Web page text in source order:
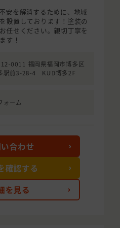
安を解消するために、地域
設置しております！塗装の
任せください。親切丁寧を
す！
0011 福岡県福岡市博多区
駅前3-28-4 KUD博多2F
ォーム
を見る
合わせ
確認する